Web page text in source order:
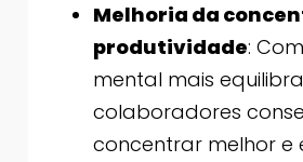
Melhoria da
produtividade:
mental mais
colaboradores
concentrar melhor e